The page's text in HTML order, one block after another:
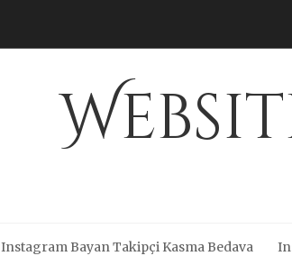
Instagram Bayan Takipçi Kasma Bedava